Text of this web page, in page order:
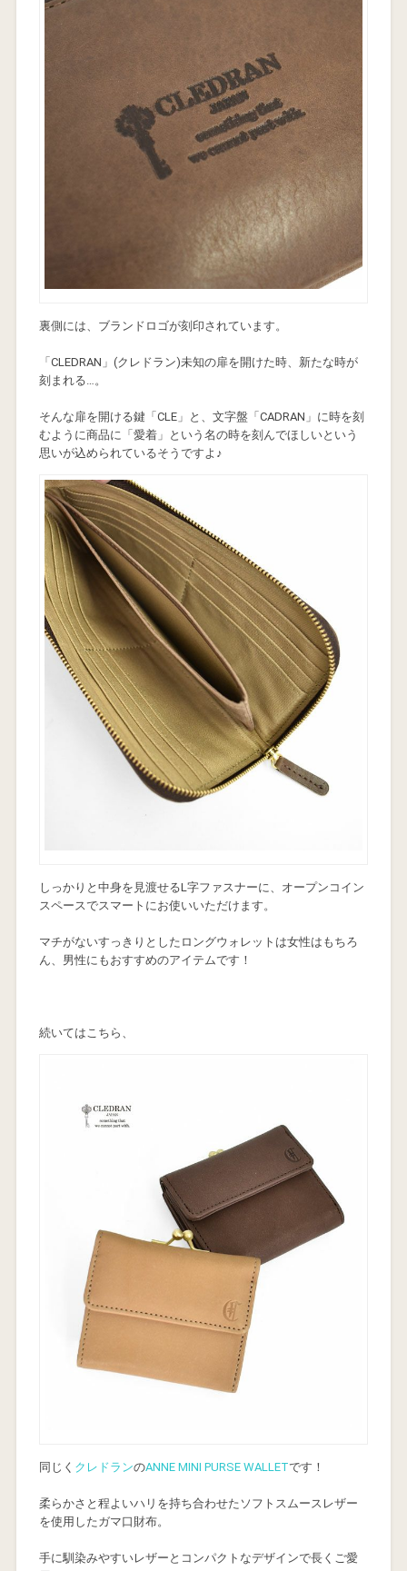
裏側には、ブランドロゴが刻印されています。
「CLEDRAN」(クレドラン)未知の扉を開けた時、新たな時が
刻まれる…。
そんな扉を開ける鍵「CLE」と、文字盤「CADRAN」に時を刻
むように商品に「愛着」という名の時を刻んでほしいという
思いが込められているそうですよ♪
しっかりと中身を見渡せるL字ファスナーに、オープンコイン
スペースでスマートにお使いいただけます。
マチがないすっきりとしたロングウォレットは女性はもちろ
ん、男性にもおすすめのアイテムです！
続いてはこちら、
同じく クレドランのANNE MINI PURSE WALLETです！
柔らかさと程よいハリを持ち合わせたソフトスムースレザー
を使用したガマ口財布。
手に馴染みやすいレザーとコンパクトなデザインで長くご愛